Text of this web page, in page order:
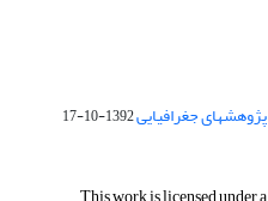
1392-10-17